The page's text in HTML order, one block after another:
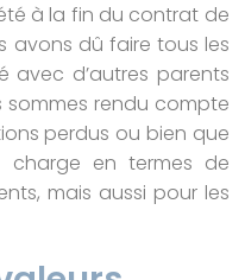
à la fin du contrat de
avons dû faire tous les
avec d’autres parents
rendu compte
perdus ou bien que
charge en termes de
mais aussi pour les